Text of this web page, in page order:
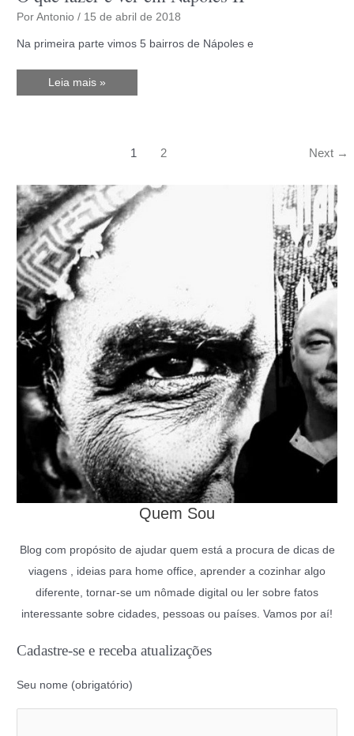
PorAntonio/ 15 de abril de 2018
Na primeira parte vimos 5 bairros de Nápoles e
O
Leia mais »
1 2 Next →
Quem Sou
Blog com propósito de ajudar quem está a procura de dicas de
viagens , ideias para home office, aprender a cozinhar algo
diferente, tornar-se um nômade digital ou ler sobre fatos
interessante sobre cidades, pessoas ou países. Vamos por aí!
Cadastre-se e receba atualizações
Seu nome (obrigatório)